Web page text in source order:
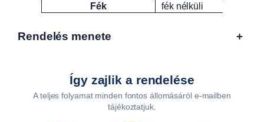
Fék
fék nélküli
Rendelés menete +
Így zajlik a rendelése
A teljes folyamat minden fontos állomásáról e-mailben
tájékoztatjuk.